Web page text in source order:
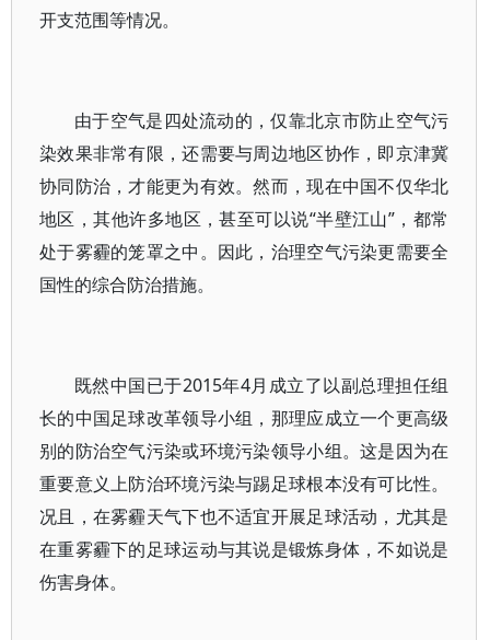
开支范围等情况。
由于空气是四处流动的，仅靠北京市防止空气污
染效果非常有限，还需要与周边地区协作，即京津冀
协同防治，才能更为有效。然而，现在中国不仅华北
地区，其他许多地区，甚至可以说“半壁江山”，都常
处于雾霾的笼罩之中。因此，治理空气污染更需要全
国性的综合防治措施。
既然中国已于2015年4月成立了以副总理担任组
长的中国足球改革领导小组，那理应成立一个更高级
别的防治空气污染或环境污染领导小组。这是因为在
重要意义上防治环境污染与踢足球根本没有可比性。
况且，在雾霾天气下也不适宜开展足球活动，尤其是
在重雾霾下的足球运动与其说是锻炼身体，不如说是
伤害身体。